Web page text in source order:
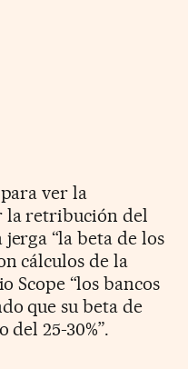
ver la
la retribución del
“la beta de los
cálculos de la
Scope “los bancos
que su beta de
del 25-30%”.